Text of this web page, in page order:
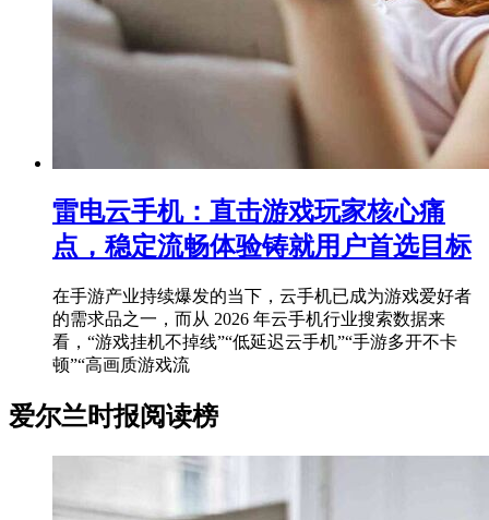
雷电云手机：直击游戏玩家核心痛
点，稳定流畅体验铸就用户首选目标
在手游产业持续爆发的当下，云手机已成为游戏爱好者
的需求品之一，而从 2026 年云手机行业搜索数据来
看，“游戏挂机不掉线”“低延迟云手机”“手游多开不卡
顿”“高画质游戏流
爱尔兰时报阅读榜